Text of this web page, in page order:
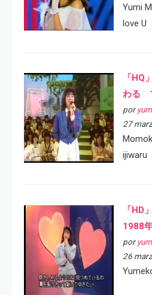
Yumi
love U
「
わる
por
27
ijiwaru
「
1988
por
26